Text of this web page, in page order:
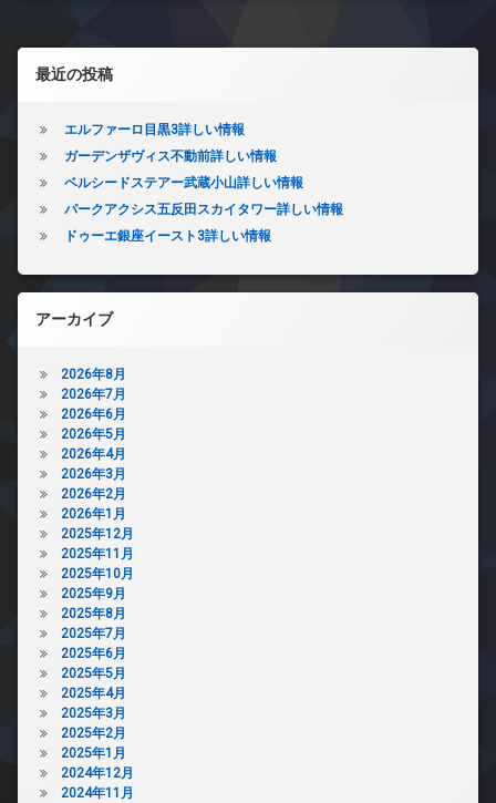
左サイドバー
最近の投稿
エルファーロ目黒3詳しい情報
ガーデンザヴィス不動前詳しい情報
ベルシードステアー武蔵小山詳しい情報
パークアクシス五反田スカイタワー詳しい情報
ドゥーエ銀座イースト3詳しい情報
アーカイブ
2026年8月
2026年7月
2026年6月
2026年5月
2026年4月
2026年3月
2026年2月
2026年1月
2025年12月
2025年11月
2025年10月
2025年9月
2025年8月
2025年7月
2025年6月
2025年5月
2025年4月
2025年3月
2025年2月
2025年1月
2024年12月
2024年11月